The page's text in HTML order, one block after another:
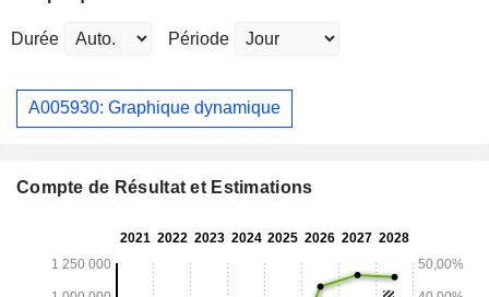
Durée Période
A005930: Graphique dynamique
Compte de Résultat et Estimations